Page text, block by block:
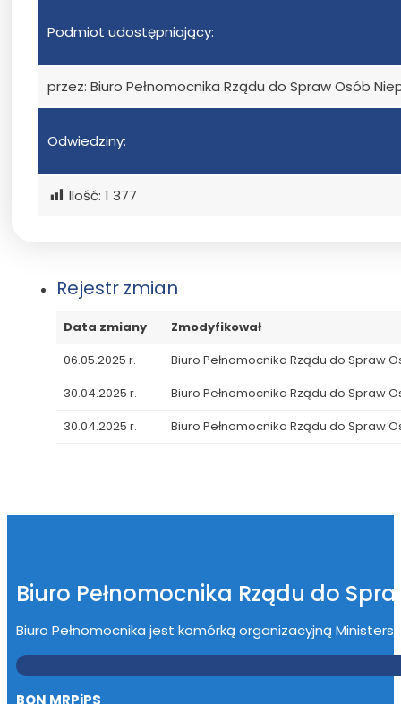
Podmiot udostępniający:
przez: Biuro Pełnomocnika Rządu do Spraw Osób
Odwiedziny:
Ilość: 1 377
Rejestr zmian
Data zmiany
Zmodyfikował
06.05.2025 r.
Biuro Pełnomocnika Rządu do Spraw
30.04.2025 r.
Biuro Pełnomocnika Rządu do Spraw
30.04.2025 r.
Biuro Pełnomocnika Rządu do Spraw
Biuro Pełnomocnika Rządu do
Biuro Pełnomocnika jest komórką organizacyjną
BON MRPiPS